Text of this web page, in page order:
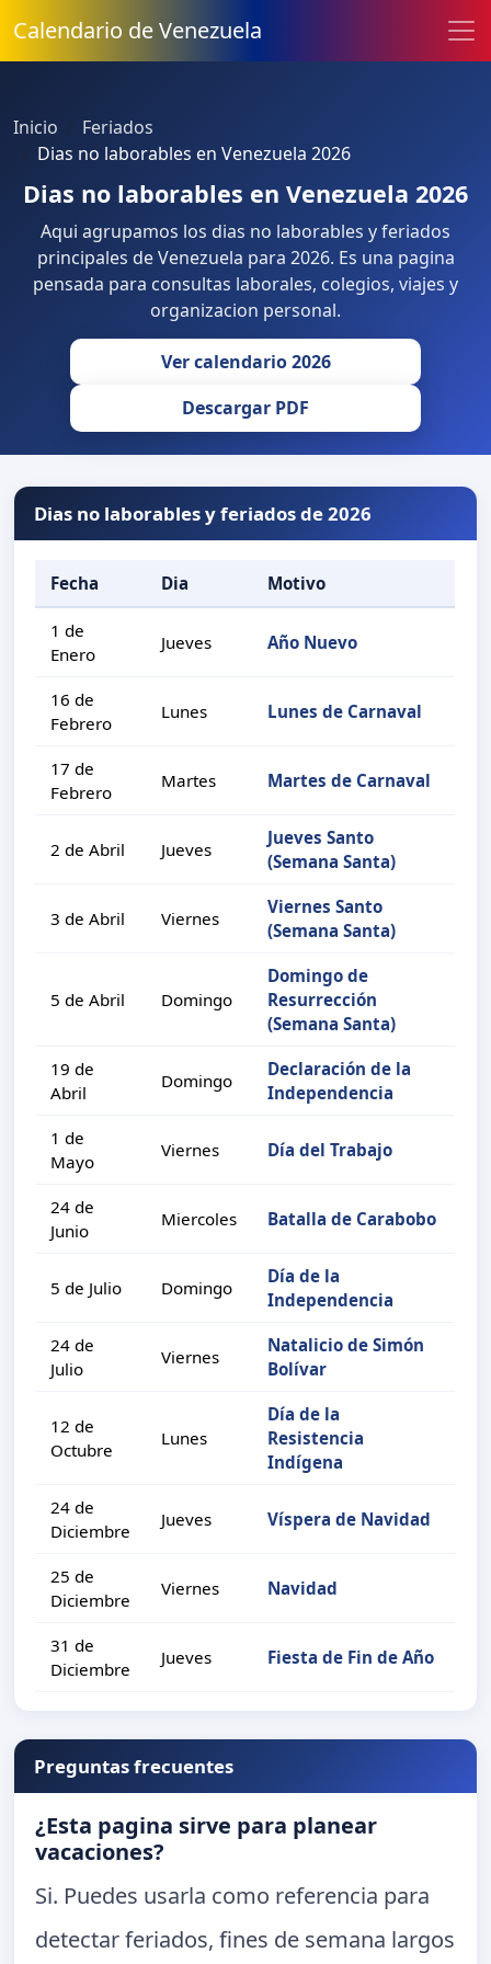
Calendario de Venezuela
Inicio
Feriados
Dias no laborables en Venezuela 2026
Dias no laborables en Venezuela 2026
Aqui agrupamos los dias no laborables y feriados
principales de Venezuela para 2026. Es una pagina
pensada para consultas laborales, colegios, viajes y
organizacion personal.
Ver calendario 2026
Descargar PDF
Dias no laborables y feriados de 2026
Fecha Dia Motivo
1 de
Enero
Jueves Año Nuevo
16 de
Febrero
Lunes Lunes de Carnaval
17 de
Febrero
Martes Martes de Carnaval
2 de Abril Jueves
Jueves Santo
(Semana Santa)
3 de Abril Viernes
Viernes Santo
(Semana Santa)
5 de Abril Domingo
Domingo de
Resurrección
(Semana Santa)
19 de
Abril
Domingo
Declaración de la
Independencia
1 de
Mayo
Viernes Día del Trabajo
24 de
Junio
Miercoles Batalla de Carabobo
5 de Julio Domingo
Día de la
Independencia
24 de
Julio
Viernes
Natalicio de Simón
Bolívar
12 de
Octubre
Lunes
Día de la
Resistencia
Indígena
24 de
Diciembre
Jueves Víspera de Navidad
25 de
Diciembre
Viernes Navidad
31 de
Diciembre
Jueves Fiesta de Fin de Año
Preguntas frecuentes
¿Esta pagina sirve para planear
vacaciones?
Si. Puedes usarla como referencia para
detectar feriados, fines de semana largos